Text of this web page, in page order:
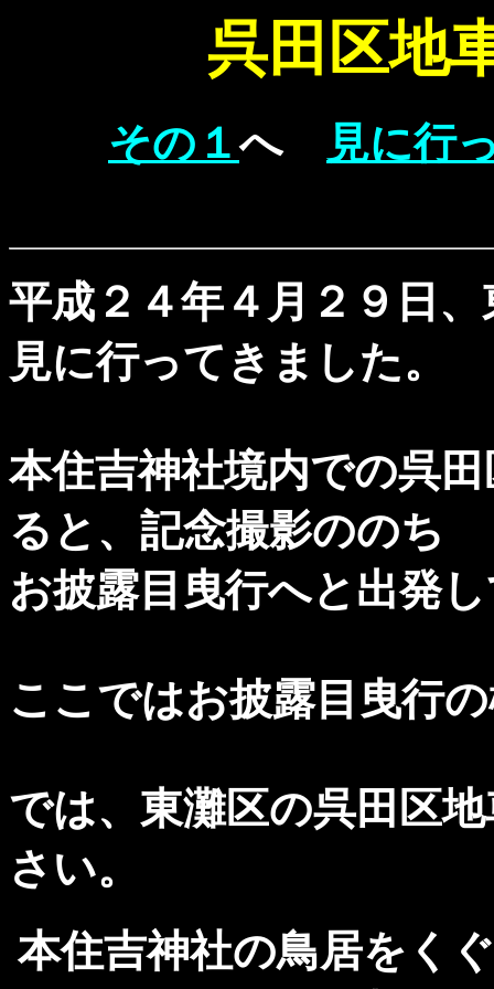
呉田区地
その１へ 見に行
平成２４年４月２９日
見に行ってきました。
本住吉神社境内での呉
ると、記念撮影ののち
お披露目曳行へと出発
ここではお披露目曳行
では、東灘区の呉田区
さい。
本住吉神社の鳥居をく